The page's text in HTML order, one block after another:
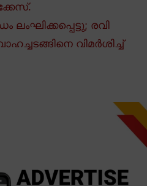
രവി
വിമർശിച്ച്